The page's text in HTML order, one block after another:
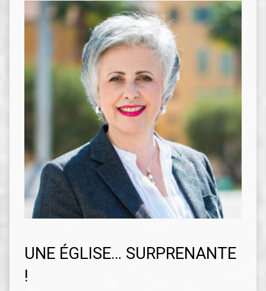
UNE ÉGLISE… SURPRENANTE
!